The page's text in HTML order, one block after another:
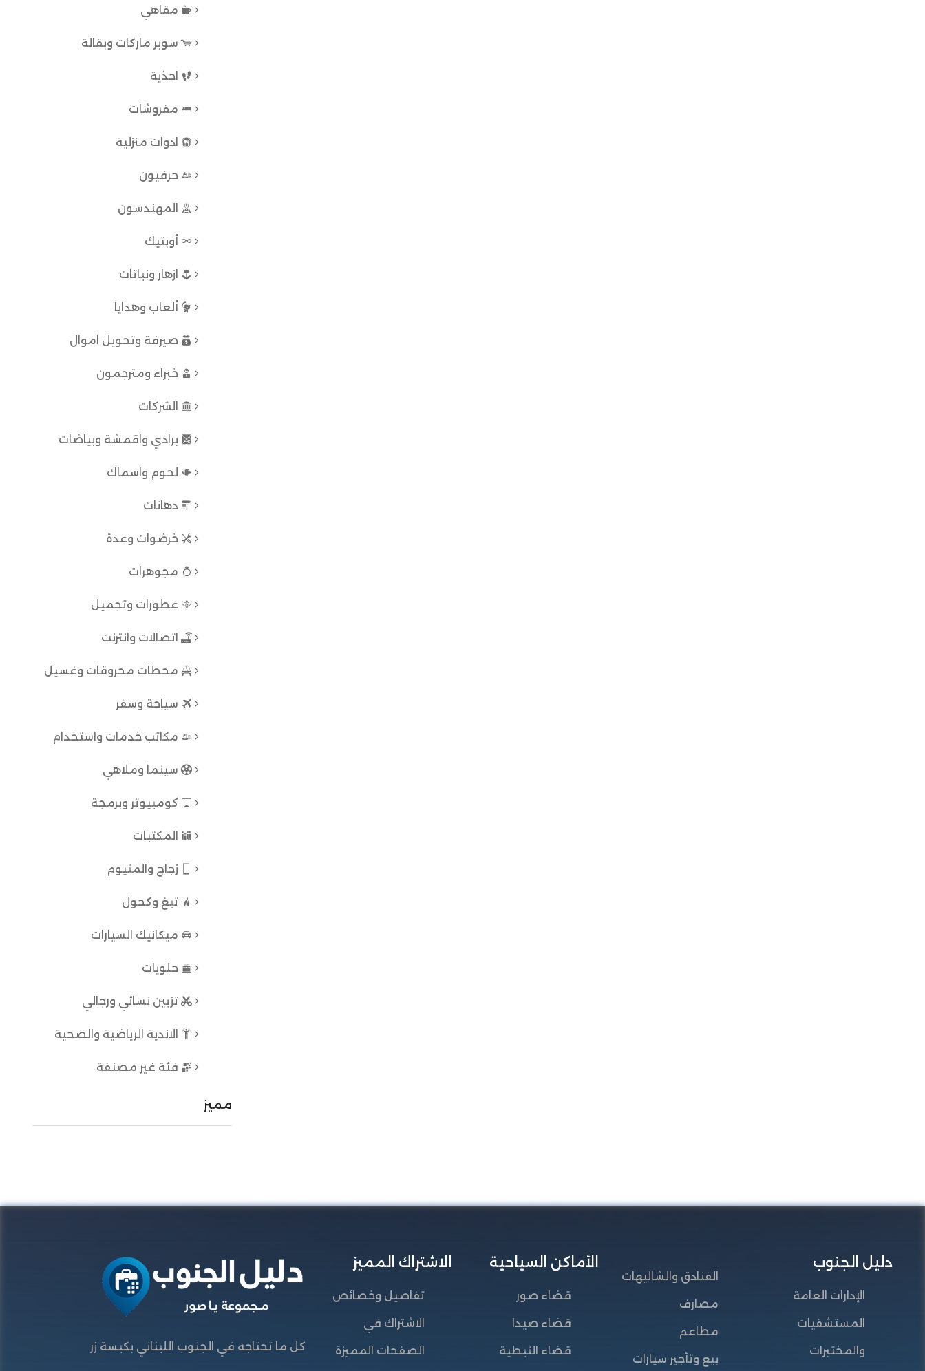
مقاهي
سوبر ماركات وبقالة
احذية
مفروشات
ادوات منزلية
حرفيون
المهندسون
أوبتيك
ازهار ونباتات
ألعاب وهدايا
صيرفة وتحويل اموال
خبراء ومترجمون
الشركات
برادي واقمشة وبياضات
لحوم واسماك
دهانات
خرضوات وعدة
مجوهرات
عطورات وتجميل
اتصالات وانترنت
محطات محروقات وغسيل
سياحة وسفر
مكاتب خدمات واستخدام
سينما وملاهي
كومبيوتر وبرمجة
المكتبات
زجاج والمنيوم
تبغ وكحول
ميكانيك السيارات
حلويات
تزيين نسائي ورجالي
الاندية الرياضية والصحية
فئة غير مصنفة
مميز
دليل الجنوب
الإدارات العامة
المستشفيات
والمختبرات
الفنادق والشاليهات
مصارف
مطاعم
بيع وتأجير سيارات
الأماكن السياحية
قضاء صور
قضاء صيدا
قضاء النبطية
الاشتراك المميز
تفاصيل وخصائص
الاشتراك في
الصفحات المميزة كل ما تحتاجه في الجنوب اللبناني بكبسة زر